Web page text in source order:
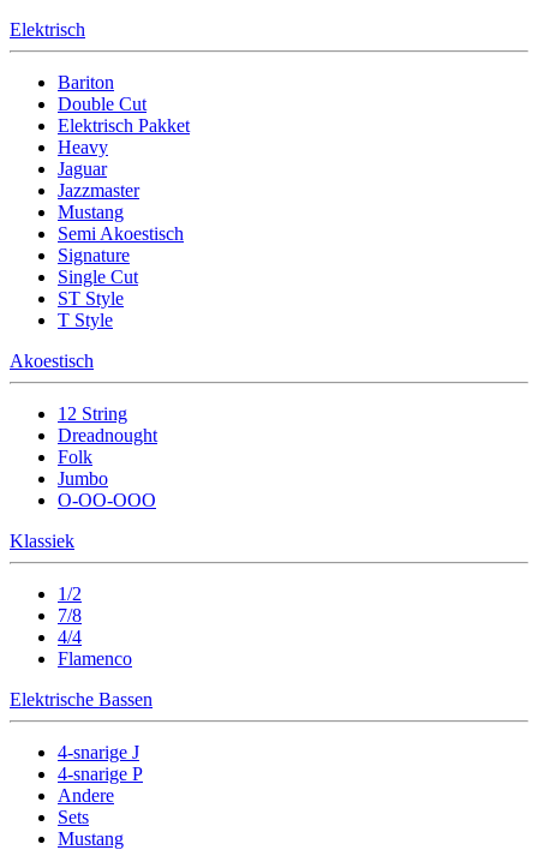
Elektrisch
Bariton
Double Cut
Elektrisch Pakket
Heavy
Jaguar
Jazzmaster
Mustang
Semi Akoestisch
Signature
Single Cut
ST Style
T Style
Akoestisch
12 String
Dreadnought
Folk
Jumbo
O-OO-OOO
Klassiek
1/2
7/8
4/4
Flamenco
Elektrische Bassen
4-snarige J
4-snarige P
Andere
Sets
Mustang